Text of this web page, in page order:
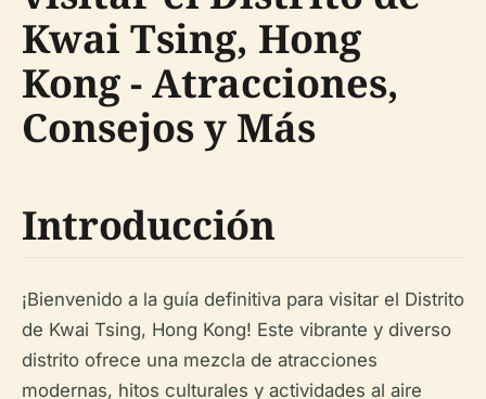
Kwai Tsing, Hong
Kong - Atracciones,
Consejos y Más
Introducción
¡Bienvenido a la guía definitiva para visitar el Distrito
de Kwai Tsing, Hong Kong! Este vibrante y diverso
distrito ofrece una mezcla de atracciones
modernas, hitos culturales y actividades al aire